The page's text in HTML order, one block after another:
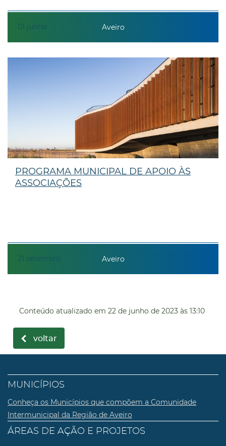
01 junho Aveiro
21 setembro
PROGRAMA MUNICIPAL DE APOIO ÀS
ASSOCIAÇÕES
Aveiro
Conteúdo atualizado em 22 de junho de 2023 às 13:10
voltar
MUNICÍPIOS
Conheça os Municípios que compõem a Comunidade
Intermunicipal da Região de Aveiro
ÁREAS DE AÇÃO E PROJETOS